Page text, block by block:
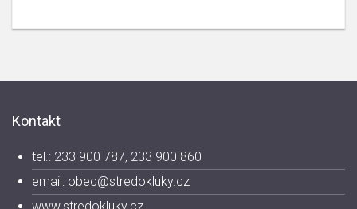
Kontakt
tel.: 233 900 787, 233 900 860
email: obec@stredokluky.cz